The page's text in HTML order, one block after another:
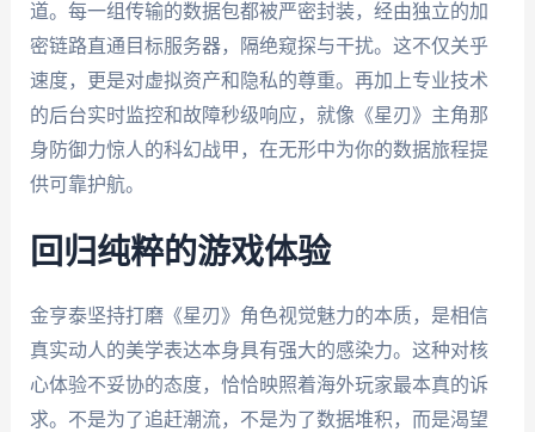
道。每一组传输的数据包都被严密封装，经由独立的加
密链路直通目标服务器，隔绝窥探与干扰。这不仅关乎
速度，更是对虚拟资产和隐私的尊重。再加上专业技术
的后台实时监控和故障秒级响应，就像《星刃》主角那
身防御力惊人的科幻战甲，在无形中为你的数据旅程提
供可靠护航。
回归纯粹的游戏体验
金亨泰坚持打磨《星刃》角色视觉魅力的本质，是相信
真实动人的美学表达本身具有强大的感染力。这种对核
心体验不妥协的态度，恰恰映照着海外玩家最本真的诉
求。不是为了追赶潮流，不是为了数据堆积，而是渴望